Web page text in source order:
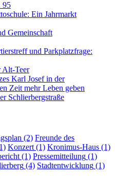
95
Ein Jahrmarkt
Gemeinschaft
und Parkplatzfrage:
Alt-Teer
Karl Josef in der
Zeit mehr Leben geben
Schlierbergstraße
(2) Freunde des
Konzert (1) Kronimus-Haus (1)
(1) Pressemitteilung (1)
(4) Stadtentwicklung (1)